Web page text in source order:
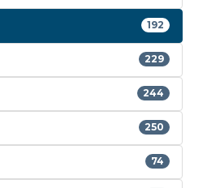
192
229
244
250
74